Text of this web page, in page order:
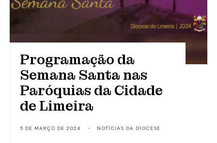
Programação da
Semana Santa nas
Paróquias da Cidade
de Limeira
5 DE MARÇO DE 2024 • NOTÍCIAS DA DIOCESE